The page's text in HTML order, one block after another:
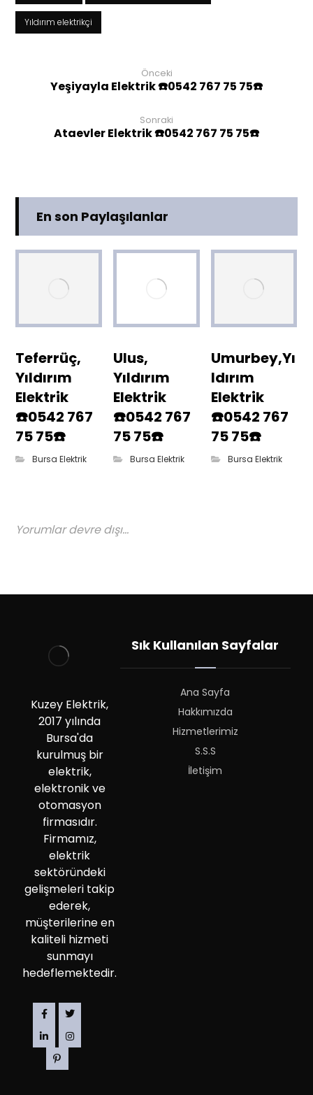
Yıldırım elektrikçi
Önceki
Yeşiyayla Elektrik ☎️0542 767 75 75☎️
Sonraki
Ataevler Elektrik ☎️0542 767 75 75☎️
En son Paylaşılanlar
Teferrüç,
Yıldırım
Elektrik
☎️0542 767
75 75☎️
Bursa Elektrik
Ulus,
Yıldırım
Elektrik
☎️0542 767
75 75☎️
Bursa Elektrik
Umurbey,Yı
ldırım
Elektrik
☎️0542 767
75 75☎️
Bursa Elektrik
Yorumlar devre dışı...
Kuzey Elektrik,
2017 yılında
Bursa'da
kurulmuş bir
elektrik,
elektronik ve
otomasyon
firmasıdır.
Firmamız,
elektrik
sektöründeki
gelişmeleri takip
ederek,
müşterilerine en
kaliteli hizmeti
sunmayı
hedeflemektedir.
Sık Kullanılan Sayfalar
Ana Sayfa
Hakkımızda
Hizmetlerimiz
S.S.S
İletişim